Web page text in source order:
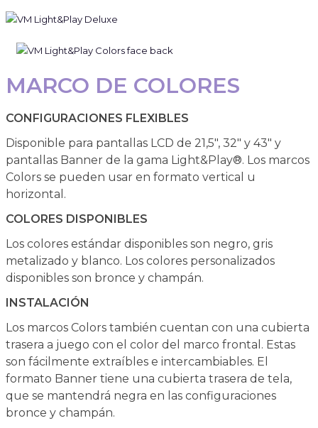
MARCO DE COLORES
CONFIGURACIONES FLEXIBLES
Disponible para pantallas LCD de 21,5", 32" y 43" y
pantallas Banner de la gama Light&Play®. Los marcos
Colors se pueden usar en formato vertical u
horizontal.
COLORES DISPONIBLES
Los colores estándar disponibles son negro, gris
metalizado y blanco. Los colores personalizados
disponibles son bronce y champán.
INSTALACIÓN
Los marcos Colors también cuentan con una cubierta
trasera a juego con el color del marco frontal. Estas
son fácilmente extraíbles e intercambiables. El
formato Banner tiene una cubierta trasera de tela,
que se mantendrá negra en las configuraciones
bronce y champán.